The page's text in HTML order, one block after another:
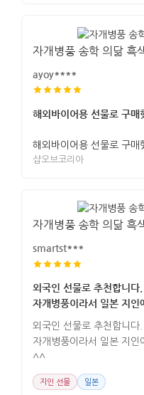
자개병풍 송학 의닮 흑
ayoy****
해외바이어용 선물로 구매
해외바이어용 선물로 구매
샵오브코리아
자개병풍 송학 의닮 흑
smartst***
외국인 선물로 추천합니
자개병풍이라서 일본 지인
외국인 선물로 추천합니
자개병풍이라서 일본 지
^^
지인 선물 일본